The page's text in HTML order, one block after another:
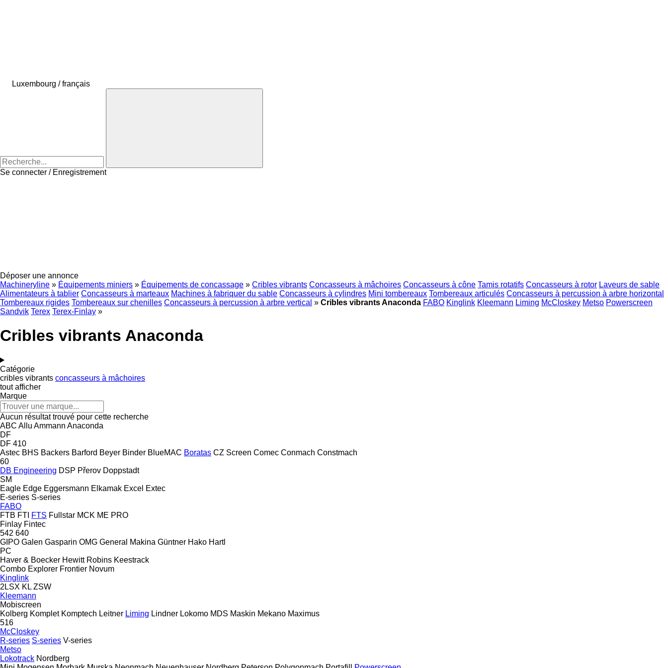
Luxembourg / français
Se connecter / Enregistrement
Déposer une annonce
Machineryline » Équipements miniers » Équipements de concassage » Cribles vibrants Concasseurs à mâchoires Concasseurs à cône Tamis rotatifs Concasseurs à rotor Laveurs de sable
Alimentateurs à tablier Concasseurs à marteaux Machines à fabriquer du sable Concasseurs à cylindres Mini tombereaux Tombereaux articulés Concasseurs à percussion à arbre horizontal
Tombereaux rigides Tombereaux sur chenilles Concasseurs à percussion à arbre vertical » Cribles vibrants Anaconda FABO Kinglink Kleemann Liming McCloskey Metso Powerscreen
Sandvik Terex Terex-Finlay »
Cribles vibrants Anaconda
Catégorie
cribles vibrants concasseurs à mâchoires
tout afficher
Marque
Aucun résultat trouvé pour cette recherche
ABC Allu Ammann Anaconda
DF
DF 410
Astec BHS Backers Barford Beyer Binder BlueMAC Boratas CZ Screen Comec Conmach Constmach
60
DB Engineering DSP Přerov Doppstadt
SM
Eagle Edge Eggersmann Elkamak Excel Extec
E-series S-series
FABO
FTB FTI FTS Fullstar MCK ME PRO
Finlay Fintec
542 640
GIPO Galen Gasparin OMG General Makina Güntner Hako Hartl
PC
Haver & Boecker Hewitt Robins Keestrack
Combo Explorer Frontier Novum
Kinglink
2LSX KL ZSW
Kleemann
Mobiscreen
Kolberg Komplet Komptech Leitner Liming Lindner Lokomo MDS Maskin Mekano Maximus
516
McCloskey
R-series S-series V-series
Metso
Lokotrack Nordberg